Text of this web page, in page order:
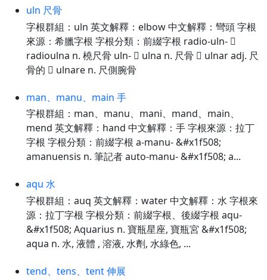
uln 尺骨
字根群組：uln 英文解釋：elbow 中文解釋：彎頭 字根
來源：希臘字根 字根分類：前綴字根 radio-uln- 
radioulna n. 橈尺骨 uln-  ulna n. 尺骨  ulnar adj. 尺
骨的  ulnare n. 尺側腕骨
man、manu、main 手
字根群組：man、manu、mani、mand、main、
mend 英文解釋：hand 中文解釋：手 字根來源：拉丁
字根 字根分類：前綴字根 a-manu- &#x1f508;
amanuensis n. 筆記者 auto-manu- &#x1f508; a...
aqu 水
字根群組：auq 英文解釋：water 中文解釋：水 字根來
源：拉丁字根 字根分類：前綴字根、後綴字根 aqu-
&#x1f508; Aquarius n. 寶瓶星座, 寶瓶宮 &#x1f508;
aqua n. 水, 液體 , 溶液, 水劑, 水綠色, ...
tend、tens、tent 伸展